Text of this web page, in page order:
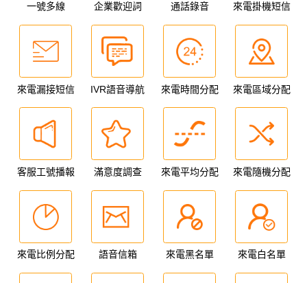
一號多線 企業歡迎詞 通話錄音 來電掛機短信
來電漏接短信 IVR語音導航 來電時間分配 來電區域分配
客服工號播報 滿意度調查 來電平均分配 來電隨機分配
來電比例分配 語音信箱 來電黑名單 來電白名單